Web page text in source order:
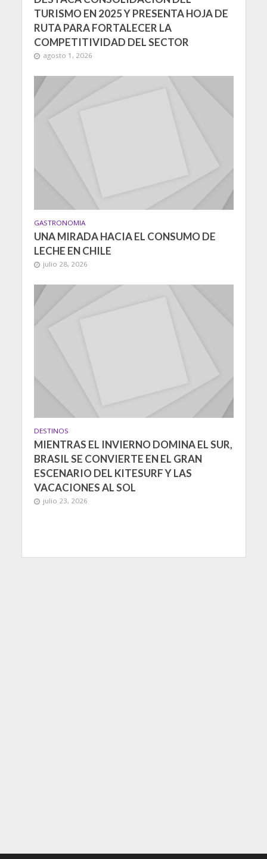
TURISMO EN 2025 Y PRESENTA HOJA DE
RUTA PARA FORTALECER LA
COMPETITIVIDAD DEL SECTOR
agosto 1, 2026
GASTRONOMIA
UNA MIRADA HACIA EL CONSUMO DE
LECHE EN CHILE
julio 28, 2026
DESTINOS
MIENTRAS EL INVIERNO DOMINA EL SUR,
BRASIL SE CONVIERTE EN EL GRAN
ESCENARIO DEL KITESURF Y LAS
VACACIONES AL SOL
julio 23, 2026